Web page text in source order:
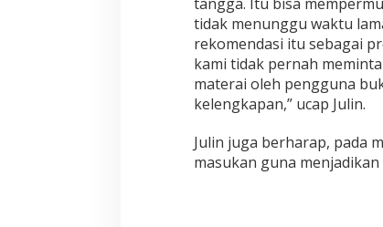
tidak menunggu waktu
rekomendasi itu sebagai
kami tidak pernah
materai oleh pengguna
kelengkapan,” ucap Julin.
Julin juga berharap, pada
masukan guna